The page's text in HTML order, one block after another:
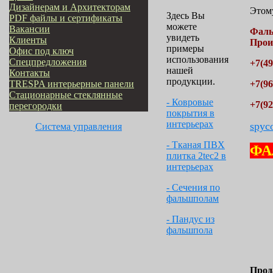
Дизайнерам и Архитекторам
PDF файлы и сертификаты
Вакансии
Клиенты
Офис под ключ
Cпецпредложения
Контакты
TRESPA интерьерные панели
Стационарные стеклянные
перегородки
Система управления
Здесь Вы
можете
увидеть
примеры
использования
нашей
продукции.
- Ковровые
покрытия в
интерьерах
- Тканая ПВХ
плитка 2tec2 в
интерьерах
- Сечения по
фальшполам
- Пандус из
фальшпола